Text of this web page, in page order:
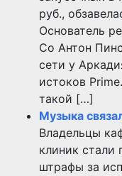
руб.,
Основатель
Co Антон
сети у
истоков
такой […]
Музыка
Владельцы
клиник стали
штрафы за